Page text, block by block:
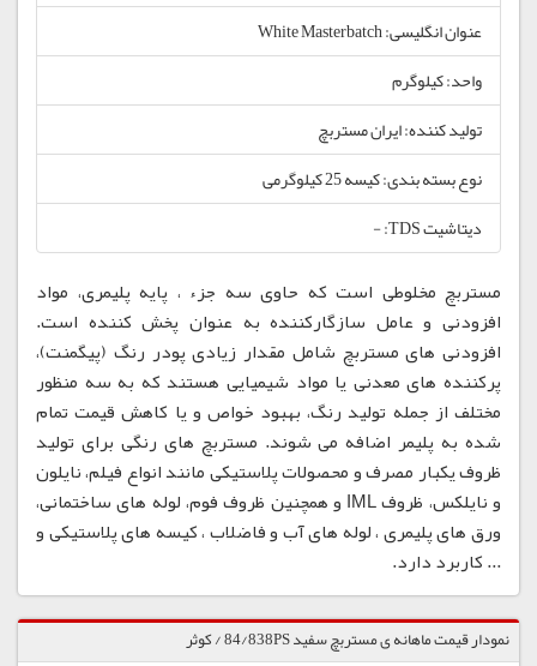
عنوان انگلیسی: White Masterbatch
واحد: کیلوگرم
تولید کننده: ایران مستربچ
نوع بسته بندی: کیسه 25 کیلوگرمی
دیتاشیت TDS: -
مستربچ مخلوطی است که حاوی سه جزء ، پایه پلیمری، مواد
افزودنی و عامل سازگارکننده به عنوان پخش کننده است.
افزودنی های مستربچ شامل مقدار زیادی پودر رنگ (پیگمنت)،
پرکننده های معدنی یا مواد شیمیایی هستند که به سه منظور
مختلف از جمله تولید رنگ، بهبود خواص و یا کاهش قیمت تمام
شده به پلیمر اضافه می شوند. مستربچ های رنگی برای تولید
ظروف یکبار مصرف و محصولات پلاستیکی مانند انواع فیلم، نایلون
و نایلکس، ظروف IML و همچنین ظروف فوم، لوله های ساختمانی،
ورق های پلیمری ، لوله های آب و فاضلاب ، کیسه های پلاستیکی و
... کاربرد دارد.
نمودار قیمت ماهانه ی مستربچ سفید 84/838PS / کوثر